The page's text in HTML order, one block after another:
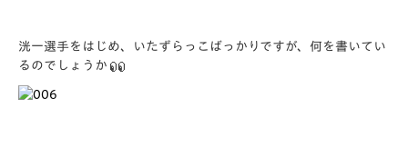
洸一選手をはじめ、いたずらっこばっかりですが、何を書いてい
るのでしょうか